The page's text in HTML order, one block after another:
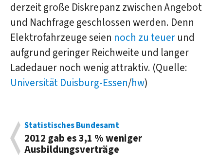
derzeit große Diskrepanz zwischen Angebot
und Nachfrage geschlossen werden. Denn
Elektrofahrzeuge seien noch zu teuerund
aufgrund geringer Reichweite und langer
Ladedauer noch wenig attraktiv. (Quelle:
Universität Duisburg-Essen/hw)
Statistisches Bundesamt
2012 gab es 3,1 % weniger
Ausbildungsverträge